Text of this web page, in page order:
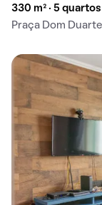
330 m² · 5 quartos
Praça Dom